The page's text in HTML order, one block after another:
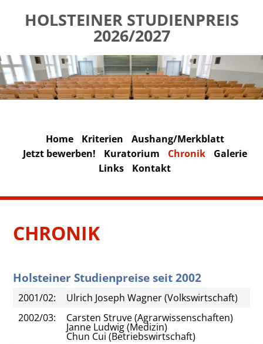
HOLSTEINER STUDIENPREIS
2026/2027
Home Kriterien
Aushang/Merkblatt
Jetzt bewerben!
Kuratorium Chronik
Galerie
Links
Kontakt
CHRONIK
Holsteiner Studienpreise seit 2002
2001/02:
Ulrich Joseph Wagner (Volkswirtschaft)
2002/03:
Carsten Struve (Agrarwissenschaften)
Janne Ludwig (Medizin)
Chun Cui (Betriebswirtschaft)